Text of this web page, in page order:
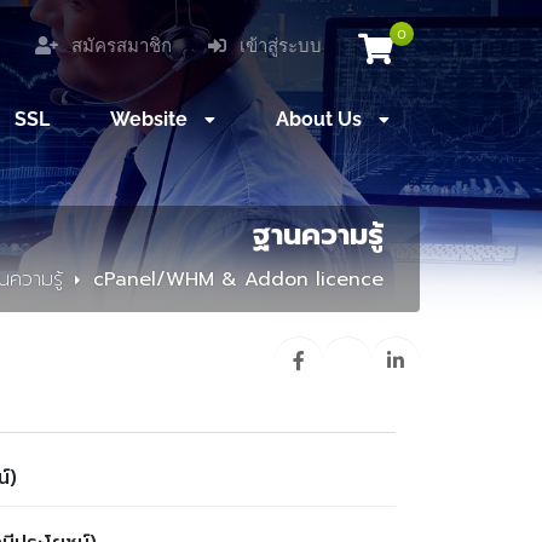
0
เข้าสู่ระบบ
สมัครสมาชิก
SSL Website About Us
ฐานความรู้
ความรู้ cPanel/WHM & Addon licence
)